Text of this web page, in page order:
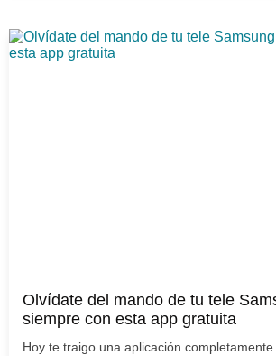
Olvídate del mando de tu tele
siempre con esta app gratuita
Hoy te traigo una aplicación